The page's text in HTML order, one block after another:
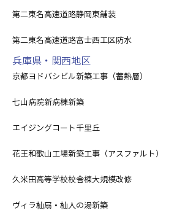
第二東名高速道路静岡東舗装
第二東名高速道路富士西工区防水
兵庫県・関西地区
京都ヨドバシビル新築工事（蓄熱層）
七山病院新病棟新築
エイジングコート千里丘
花王和歌山工場新築工事（アスファルト）
久米田高等学校校舎棟大規模改修
ヴィラ杣扇・杣人の湯新築